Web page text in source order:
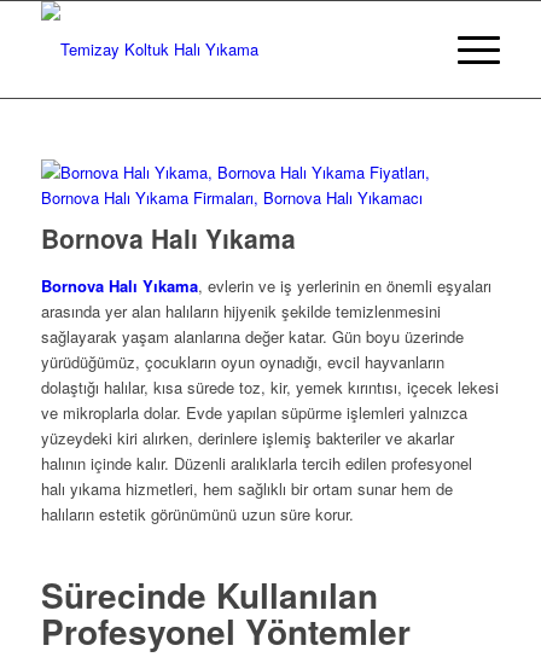
Bornova Halı Yıkama
Bornova Halı Yıkama, evlerin ve iş yerlerinin en önemli eşyaları
arasında yer alan halıların hijyenik şekilde temizlenmesini
sağlayarak yaşam alanlarına değer katar. Gün boyu üzerinde
yürüdüğümüz, çocukların oyun oynadığı, evcil hayvanların
dolaştığı halılar, kısa sürede toz, kir, yemek kırıntısı, içecek lekesi
ve mikroplarla dolar. Evde yapılan süpürme işlemleri yalnızca
yüzeydeki kiri alırken, derinlere işlemiş bakteriler ve akarlar
halının içinde kalır. Düzenli aralıklarla tercih edilen profesyonel
halı yıkama hizmetleri, hem sağlıklı bir ortam sunar hem de
halıların estetik görünümünü uzun süre korur.
Sürecinde Kullanılan
Profesyonel Yöntemler